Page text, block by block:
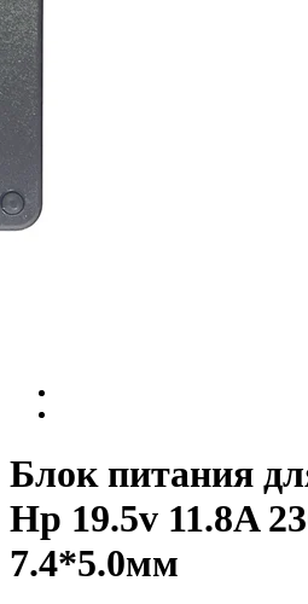
Блок питания
Hp 19.5v 11.8A
7.4*5.0мм